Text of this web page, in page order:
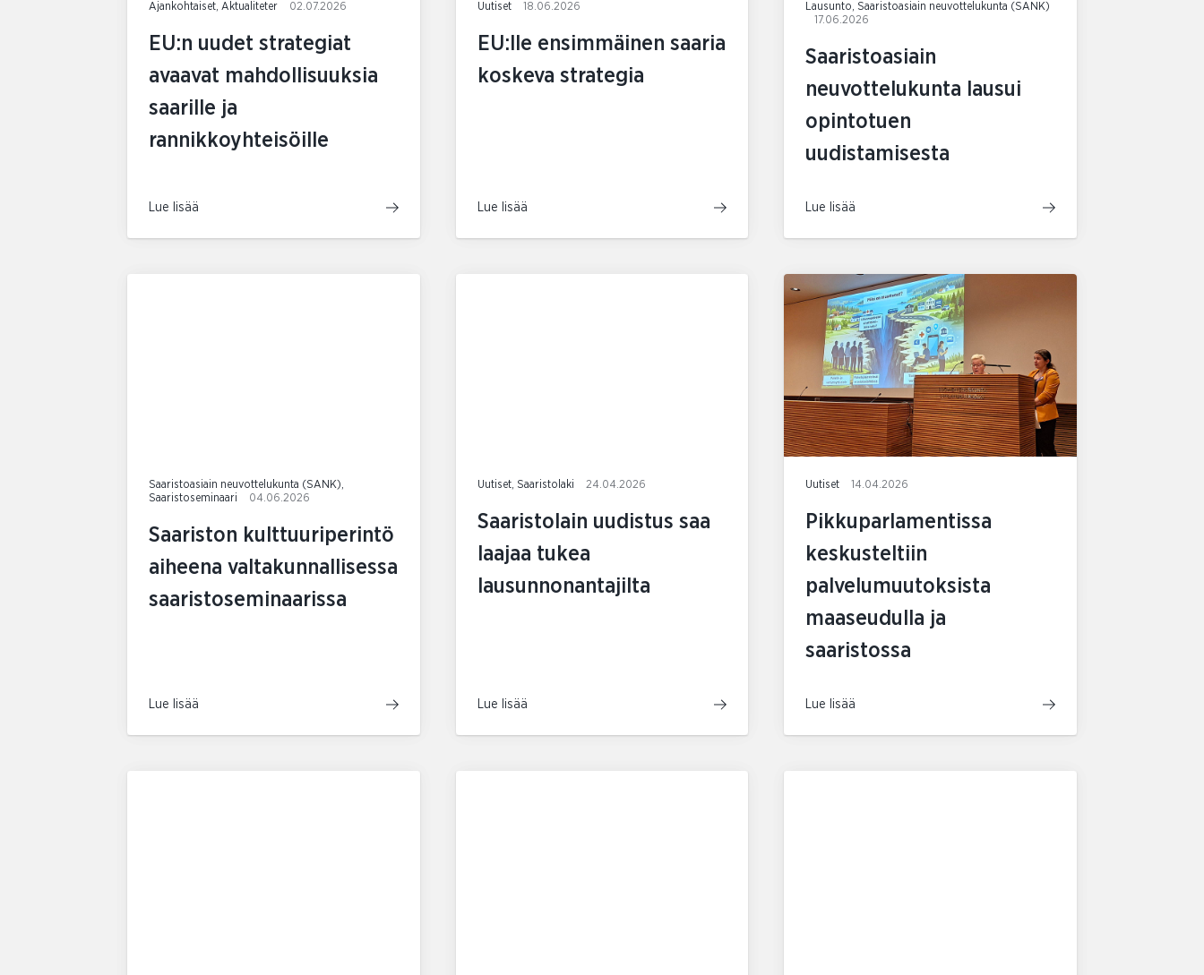
Ajankohtaiset, Aktualiteter 02.07.2026
EU:n uudet strategiat
avaavat mahdollisuuksia
saarille ja
rannikkoyhteisöille
Lue lisää
Uutiset 18.06.2026
EU:lle ensimmäinen saaria
koskeva strategia
Lue lisää
Lausunto, Saaristoasiain neuvottelukunta (SANK)
17.06.2026
Saaristoasiain
neuvottelukunta lausui
opintotuen
uudistamisesta
Lue lisää
Saaristoasiain neuvottelukunta (SANK),
Saaristoseminaari
04.06.2026
Saariston kulttuuriperintö
aiheena valtakunnallisessa
saaristoseminaarissa
Lue lisää
Uutiset, Saaristolaki 24.04.2026
Saaristolain uudistus saa
laajaa tukea
lausunnonantajilta
Lue lisää
Uutiset 14.04.2026
Pikkuparlamentissa
keskusteltiin
palvelumuutoksista
maaseudulla ja
saaristossa
Lue lisää